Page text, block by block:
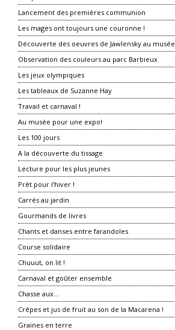
Lancement des premières communion
Les mages ont toujours une couronne !
Découverte des oeuvres de Jawlensky au musée
Observation des couleurs au parc Barbieux
Les jeux olympiques
Les tableaux de Suzanne Hay
Travail et carnaval !
Au musée pour une expo!
Les 100 jours
A la découverte du tissage
Lecture pour les plus jeunes
Prêt pour l'hiver !
Carrés au jardin
Gourmands de livres
Chants et danses entre farandoles
Course solidaire
Chuuut, on lit !
Carnaval et goûter ensemble
Chasse aux...
Crêpes et jus de fruit au son de la Macarena !
Graines en terre